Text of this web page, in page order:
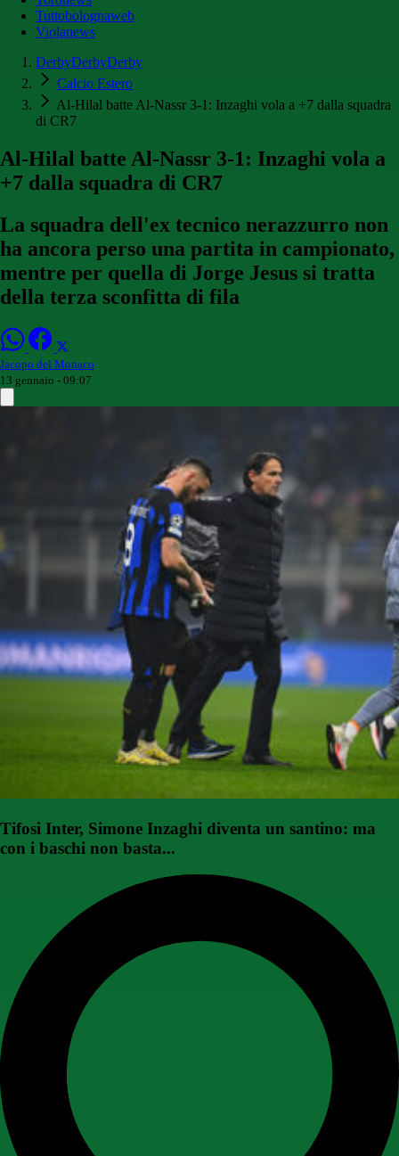
Tuttobolognaweb
Violanews
DerbyDerbyDerby
Calcio Estero
Al-Hilal batte Al-Nassr 3-1: Inzaghi vola a +7 dalla squadra
di CR7
Al-Hilal batte Al-Nassr 3-1: Inzaghi vola a
+7 dalla squadra di CR7
La squadra dell'ex tecnico nerazzurro non
ha ancora perso una partita in campionato,
mentre per quella di Jorge Jesus si tratta
della terza sconfitta di fila
Jacopo del Monaco
13 gennaio - 09:07
Tifosi Inter, Simone Inzaghi diventa un santino: ma
con i baschi non basta...